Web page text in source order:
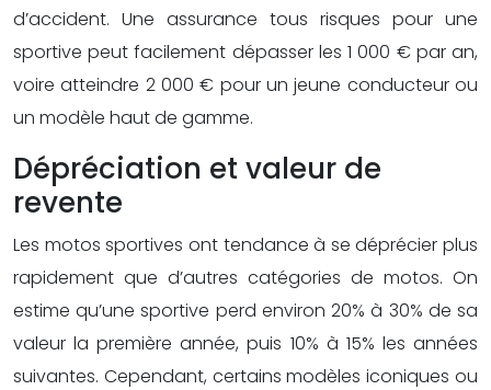
d’accident. Une assurance tous risques pour une
sportive peut facilement dépasser les 1 000 € par an,
voire atteindre 2 000 € pour un jeune conducteur ou
un modèle haut de gamme.
Dépréciation et valeur de
revente
Les motos sportives ont tendance à se déprécier plus
rapidement que d’autres catégories de motos. On
estime qu’une sportive perd environ 20% à 30% de sa
valeur la première année, puis 10% à 15% les années
suivantes. Cependant, certains modèles iconiques ou